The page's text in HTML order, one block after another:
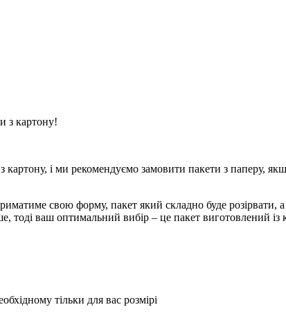
з картону!
і ми рекомендуємо замовити пакети з паперу,
свою форму, пакет який складно буде розірвати,
ваш оптимальний вибір – це пакет виготовлений із
тільки для вас розмірі